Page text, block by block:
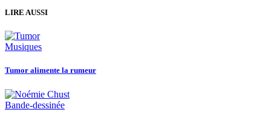
LIRE AUSSI
Musiques
Tumor alimente la rumeur
Bande-dessinée